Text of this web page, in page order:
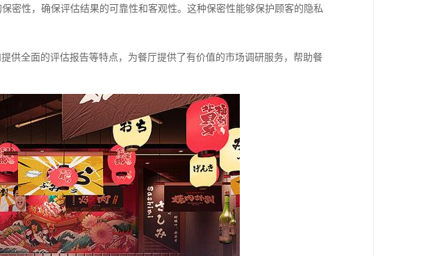
密性，确保评估结果的可靠性和客观性。这种保密性能够保护顾客的隐私
供全面的评估报告等特点，为餐厅提供了有价值的市场调研服务，帮助餐